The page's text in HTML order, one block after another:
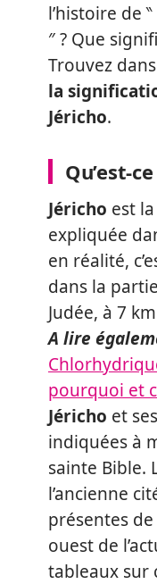
l’histoire de
″ ? Que
Trouvez
la
Jéricho.
Qu’est-
Jéricho est
expliquée
en réalité,
dans la
Judée, à 7
A lire
pourquoi et
Jéricho et
indiquées à
sainte Bible.
l’ancienne
présentes
ouest de
tableaux sur